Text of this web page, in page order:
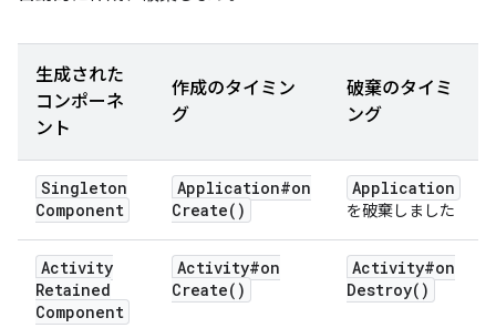
生成された
コンポーネ
ント
作成のタイミン
グ
破棄のタイミ
ング
Singleton
Component
Application#on
Create( )
Application
を破棄しました
Activity
Retained
Component
Activity#on
Create( )
Activity#on
Destroy( )